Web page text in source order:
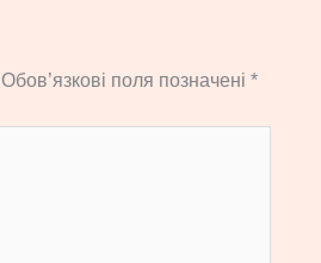
Обов’язкові поля позначені *